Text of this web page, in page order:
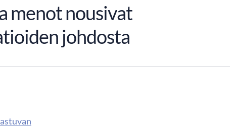
menot nousivat
johdosta